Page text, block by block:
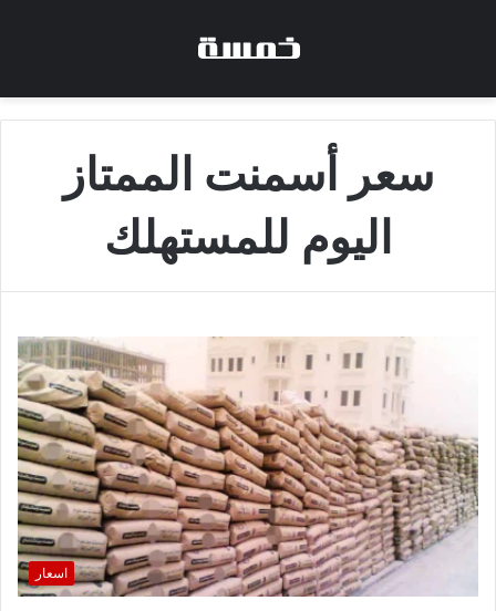
سعر أسمنت الممتاز
اليوم للمستهلك
اسعار